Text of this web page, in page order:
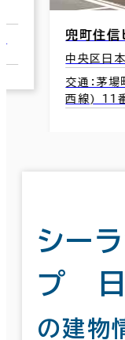
交通：茅場町駅(
西線) 12番口 4
シー
プ 日
の建物